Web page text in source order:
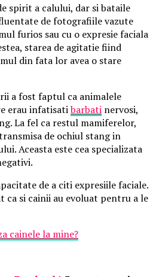
spirit a calului, dar si bataile
de fotografiile vazute
furios sau cu o expresie faciala
starea de agitatie fiind
din fata lor avea o stare
a fost faptul ca animalele
erau infatisatibarbati nervosi,
La fel ca restul mamiferelor,
de ochiul stang in
Aceasta este cea specializata
de a citi expresiile faciale.
ca si cainii au evoluat pentru a le
cainele la mine?